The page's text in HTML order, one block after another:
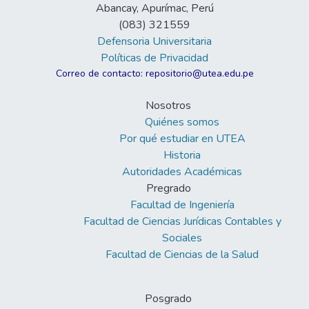
Abancay, Apurímac, Perú
(083) 321559
Defensoria Universitaria
Políticas de Privacidad
Correo de contacto: repositorio@utea.edu.pe
Nosotros
Quiénes somos
Por qué estudiar en UTEA
Historia
Autoridades Académicas
Pregrado
Facultad de Ingeniería
Facultad de Ciencias Jurídicas Contables y
Sociales
Facultad de Ciencias de la Salud
Posgrado